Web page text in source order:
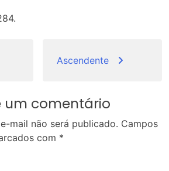
Ascendente
um comentário
mail não será publicado. Campos
com *